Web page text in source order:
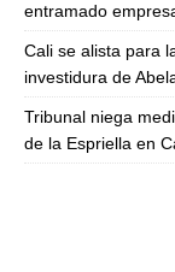
entramado
Cali se alista para
investidura de
Tribunal niega
de la Espriella en